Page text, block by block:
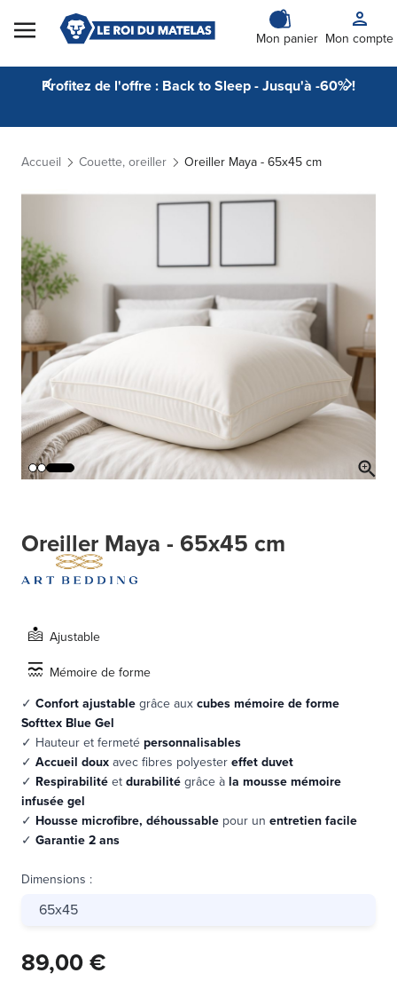
Skip to Content
Mon panier Mon compte
Profitez de l'offre : Back to Sleep - Jusqu'à -60% !
Accueil Couette, oreiller Oreiller Maya - 65x45 cm
Oreiller Maya - 65x45 cm
Ajustable
Mémoire de forme
✓ Confort ajustablegrâce auxcubes mémoire de forme
Softtex Blue Gel
✓ Hauteur et fermetépersonnalisables
✓ Accueil douxavec fibres polyestereffet duvet
✓ Respirabilitéetdurabilitégrâce àla mousse mémoire
infusée gel
✓ Housse microfibre, déhoussable pour un entretien facile
✓ Garantie 2 ans
Dimensions :
65x45
89,00 €